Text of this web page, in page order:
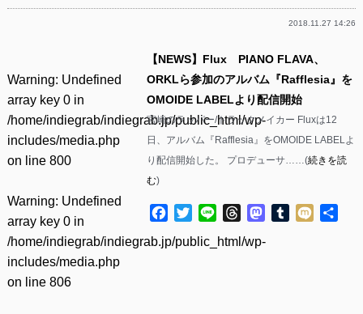
2018.11.27 14:26
Warning: Undefined
array key 0 in
/home/indiegrab/indiegrab.jp/public_html/wp-
includes/media.php
on line 800
Warning: Undefined
array key 0 in
/home/indiegrab/indiegrab.jp/public_html/wp-
includes/media.php
on line 806
【NEWS】Flux PIANO FLAVA、
ORKLら参加のアルバム『Rafflesia』を
OMOIDE LABELより配信開始
宮崎のラッパー/トラックメイカー Fluxは12
日、アルバム『Rafflesia』をOMOIDE LABELよ
り配信開始した。 プロデューサ……(続きを読
む)
Facebook
TwitterLine ThreadsMastodon
Tumblr
Mixi